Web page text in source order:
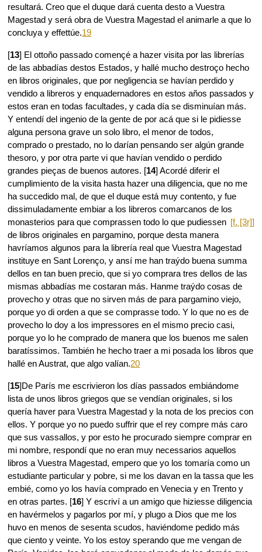
resultará. Creo que el duque dará cuenta desto a Vuestra
Magestad y será obra de Vuestra Magestad el animarle a que lo
concluya y effettúe.19
[13] El ottoño passado començé a hazer visita por las librerías
de las abbadías destos Estados, y hallé mucho destroço hecho
en libros originales, que por negligencia se havían perdido y
vendido a libreros y enquadernadores en estos años passados y
estos eran en todas facultades, y cada día se disminuían más.
Y entendí del ingenio de la gente de por acá que si le pidiesse
alguna persona grave un solo libro, el menor de todos,
comprado o prestado, no lo darían pensando ser algún grande
thesoro, y por otra parte vi que havían vendido o perdido
grandes pieças de buenos autores. [14] Acordé diferir el
cumplimiento de la visita hasta hazer una diligencia, que no me
ha succedido mal, de que el duque está muy contento, y fue
dissimuladamente embiar a los libreros comarcanos de los
monasterios para que
[f. [3r]]
comprassen todo lo que pudiessen
de libros originales en pargamino, porque desta manera
havríamos algunos para la librería real que Vuestra Magestad
instituye en Sant Lorenço, y ansí me han traýdo buena summa
dellos en tan buen precio, que si yo comprara tres dellos de las
mismas abbadías me costaran más. Hanme traýdo cosas de
provecho y otras que no sirven más de para pargamino viejo,
porque yo di orden a que se comprasse todo. Y lo que no es de
provecho lo doy a los impressores en el mismo precio casi,
porque yo lo he comprado de manera que los buenos me salen
baratíssimos. También he hecho traer a mi posada los libros que
hallé en Austrat, que algo valían.20
[15]De París me escrivieron los días passados embiándome
lista de unos libros griegos que se vendían originales, si los
quería haver para Vuestra Magestad y la nota de los precios con
ellos. Y porque yo no puedo suffrir que el rey compre más caro
que sus vassallos, y por esto he procurado siempre comprar en
mi nombre, respondí que no eran muy necessarios aquellos
libros a Vuestra Magestad, empero que yo los tomaría como un
estudiante particular y pobre, si me los davan en la tassa que les
embié, como yo los havía comprado en Venecia y en Trento y
en otras partes. [16] Y escriví a un amigo que hiziesse diligencia
en havérmelos y pagarlos por mí, y plugo a Dios que me los
huvo en menos de sesenta scudos, haviéndome pedido más
que ciento y veinte. Yo los estoy sperando que me vengan de